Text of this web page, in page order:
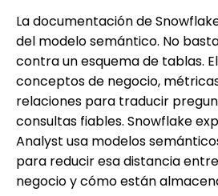
La documentación de
del modelo semántico. No
contra un esquema de tablas.
conceptos de negocio,
relaciones para traducir
consultas fiables. Snowflake
Analyst usa modelos
para reducir esa distancia
negocio y cómo están